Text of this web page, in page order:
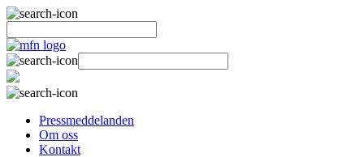
Pressmeddelanden
Om oss
Kontakt